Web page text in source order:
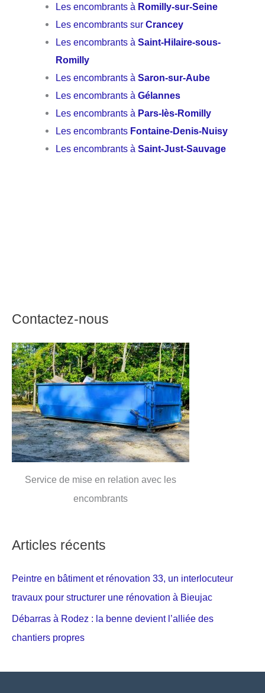
Les encombrants à Romilly-sur-Seine
Les encombrants surCrancey
Les encombrants àSaint-Hilaire-sous-
Romilly
Les encombrants àSaron-sur-Aube
Les encombrants àGélannes
Les encombrants à Pars-lès-Romilly
Les encombrants Fontaine-Denis-Nuisy
Les encombrants àSaint-Just-Sauvage
Contactez-nous
Service de mise en relation avec les
encombrants
Articles récents
Peintre en bâtiment et rénovation 33, un interlocuteur
travaux pour structurer une rénovation à Bieujac
Débarras à Rodez : la benne devient l’alliée des
chantiers propres